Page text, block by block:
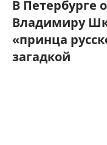
В Петербурге
Владимиру
«принца
загадкой